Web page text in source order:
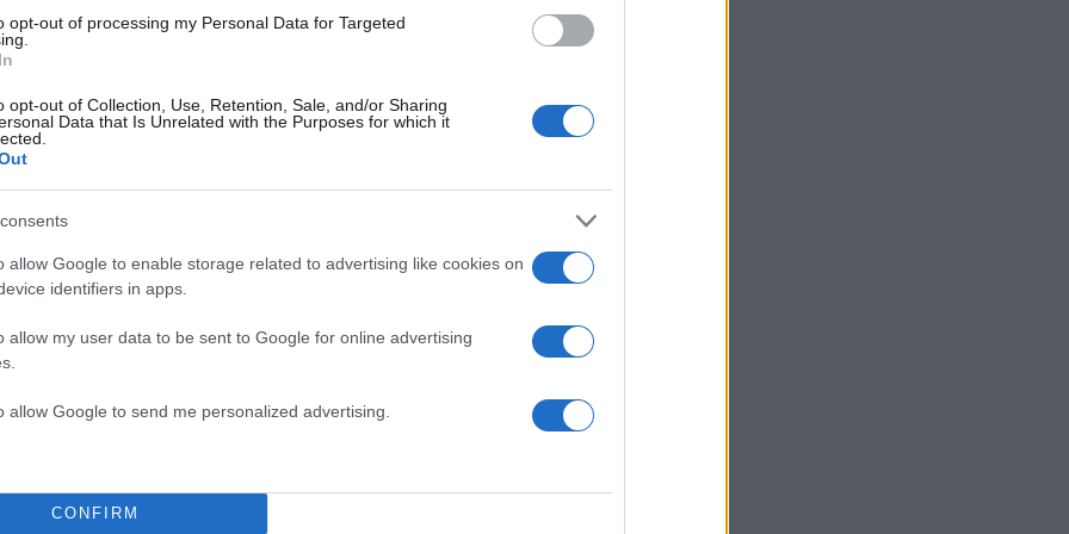
opt-out of processing my Personal Data for Targeted
opt-out of Collection, Use, Retention, Sale, and/or Sharing
Data that Is Unrelated with the Purposes for which it
allow Google to enable storage related to advertising like cookies on
identifiers in apps.
allow my user data to be sent to Google for online advertising
allow Google to send me personalized advertising.
CONFIRM
Σχολίασε εδώ
50 /50
2000 /2000
Χρηστικά
ΑΚΙΝΗΤΑ ΔΗΜΟΣΙΟΥ